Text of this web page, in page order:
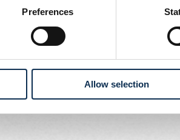
Preferences
Allow selection
met de club, speler
de te volgen
en goed herstel toe.